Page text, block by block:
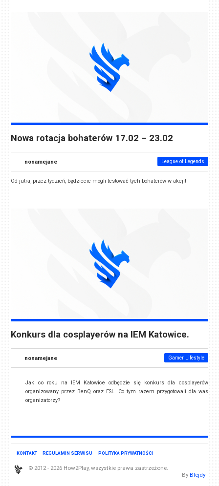
Nowa rotacja bohaterów 17.02 – 23.02
nonamejane League of Legends
Od jutra, przez tydzień, będziecie mogli testować tych bohaterów w akcji!
Konkurs dla cosplayerów na IEM Katowice.
nonamejane Gamer Lifestyle
Jak co roku na IEM Katowice odbędzie się konkurs dla cosplayerów
organizowany przez BenQ oraz ESL. Co tym razem przygotowali dla was
organizatorzy?
KONTAKT REGULAMIN SERWISU POLITYKA PRYWATNOŚCI
© 2012 - 2026 How2Play, wszystkie prawa zastrzeżone.
By Blejdy